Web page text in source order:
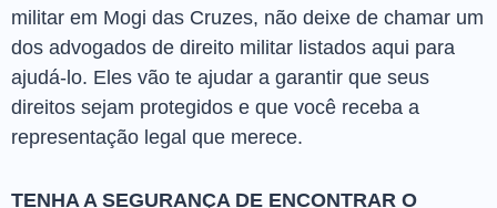
militar em Mogi das Cruzes, não deixe de chamar um
dos advogados de direito militar listados aqui para
ajudá-lo. Eles vão te ajudar a garantir que seus
direitos sejam protegidos e que você receba a
representação legal que merece.
TENHA A SEGURANÇA DE ENCONTRAR O